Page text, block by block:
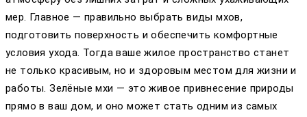
мер. Главное — правильно выбрать виды мхов,
подготовить поверхность и обеспечить комфортные
условия ухода. Тогда ваше жилое пространство станет
не только красивым, но и здоровым местом для жизни и
работы. Зелёные мхи — это живое привнесение природы
прямо в ваш дом, и оно может стать одним из самых